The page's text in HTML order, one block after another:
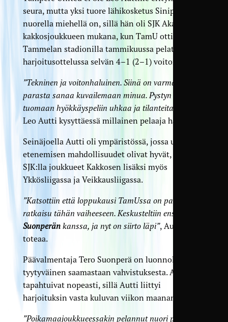
seura, mutta yksi tuore lähi­kosketus Sinipaitoihin
nuorella miehellä on, sillä hän oli SJK Akatemian
kakkos­joukkueen mukana, kun TamU otti
Tammelan stadionilla tammikuussa pelatussa
harjoitus­ottelussa selvän 4–1 (2–1) voiton.
”Tekninen ja voitonhaluinen. Siinä on varmasti kaksi
parasta sanaa kuvailemaan minua. Pystyn varmasti
tuomaan hyökkäys­peliin uhkaa ja tilanteita”
Leo Autti kysyttäessä millainen pelaaja hän on.
Seinäjoella Autti oli ympäristössä, jossa uralla
etenemisen mahdollisuudet olivat hyvät, onhan
SJK:lla joukkueet Kakkosen lisäksi myös
Ykkösliigassa ja Veikkausliigassa.
”Katsottiin että loppukausi TamUssa on paras
ratkaisu tähän vaiheeseen. Keskusteltiin ensin
Suonperänkanssa, ja nyt on siirto läpi”, Autti
toteaa.
Päävalmentaja Tero Suonperä on luonnollisesti
tyytyväinen saamastaan vahvistuksesta. Asiat
tapahtuivat nopeasti, sillä Autti liittyi
harjoituksin vasta kuluvan viikon maanantaina.
”Poikamaajoukkueessakin pelannut nuori pelaaja